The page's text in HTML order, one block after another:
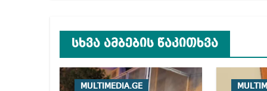
სხვა ამბების წაკითხვა
MULTIMEDIA.GE